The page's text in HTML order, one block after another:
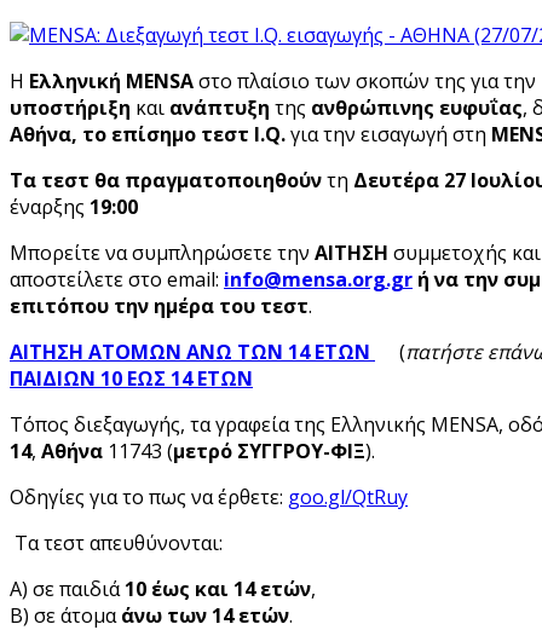
Η Ελληνική MENSAστο πλαίσιο των σκοπών της για την
υποστήριξη και ανάπτυξη της ανθρώπινης ευφυΐας,
Αθήνα, το επίσημο τεστ I.Q.για την εισαγωγή στη
Τα τεστ θα πραγματοποιηθούντη Δευτέρα 27
έναρξης 19:00
Μπορείτε να συμπληρώσετε την ΑΙΤΗΣΗ συμμετοχής
αποστείλετε στο email: info@mensa.org.gr ή να την
επιτόπου την ημέρα του τεστ.
ΑΙΤΗΣΗ ΑΤΟΜΩΝ ΑΝΩ ΤΩΝ 14 ΕΤΩΝ
(πατήστε
ΠΑΙΔΙΩΝ 10 ΕΩΣ 14 ΕΤΩΝ
Τόπος διεξαγωγής, τα γραφεία της Ελληνικής MENSA,
14, Αθήνα 11743 (μετρό ΣΥΓΓΡΟΥ-ΦΙΞ).
Οδηγίες για το πως να έρθετε: goo.gl/QtRuy
Τα τεστ απευθύνονται:
Α) σε παιδιά10 έως και 14 ετών,
Β) σε άτομαάνω των 14 ετών.